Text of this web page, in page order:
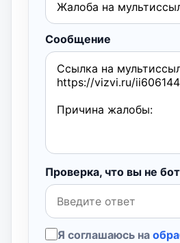
Сообщение
Проверка, что вы не
Я соглашаюсь на